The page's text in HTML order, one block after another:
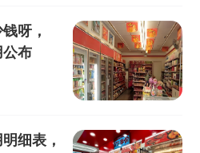
呀，
公布
细表，